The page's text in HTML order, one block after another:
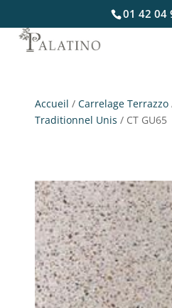
01 42 04
Accueil /Carrelage Terrazzo
Traditionnel Unis / CT GU65